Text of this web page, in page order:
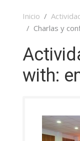
Inicio
Charlas y
with: